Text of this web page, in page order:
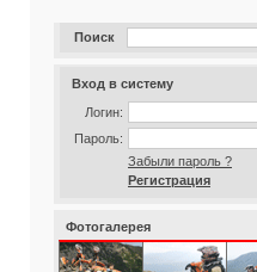
Поиск
Вход в систему
Логин:
Пароль:
Забыли пароль ?
Регистрация
Фотогалерея